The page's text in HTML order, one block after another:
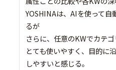
YOSHINAは、AIを使って
るが
さらに、任意のKWでカテ
とても使いやすく、目的に
しやすいと感じる。